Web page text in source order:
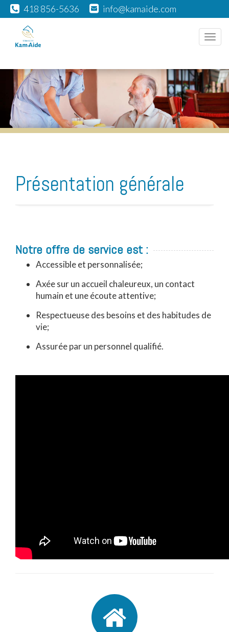
418 856-5636 info@kamaide.com
Présentation générale
Notre offre de service est :
Accessible et personnalisée;
Axée sur un accueil chaleureux, un contact
humain et une écoute attentive;
Respectueuse des besoins et des habitudes de
vie;
Assurée par un personnel qualifié.